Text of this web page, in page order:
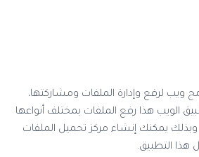
ويب لرفع وإدارة الملفات ومشاركتها،
الويب هذا رفع الملفات بمختلف أنواعها
يمكنك إنشاء مركز تحميل الملفات
التطبيق.